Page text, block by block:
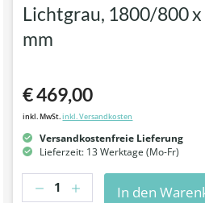
Lichtgrau, 1800/800
mm
€ 469,00
inkl. MwSt.inkl. Versandkosten
Versandkostenfreie Lieferung
Lieferzeit: 13 Werktage (Mo-Fr)
Anzahl
In den